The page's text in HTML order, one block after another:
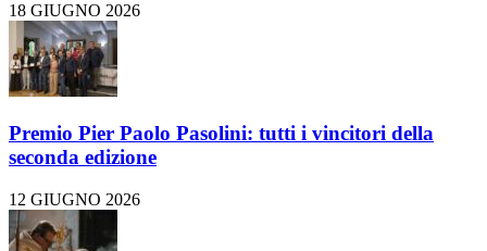
18 GIUGNO 2026
Premio Pier Paolo Pasolini: tutti i vincitori della
seconda edizione
12 GIUGNO 2026